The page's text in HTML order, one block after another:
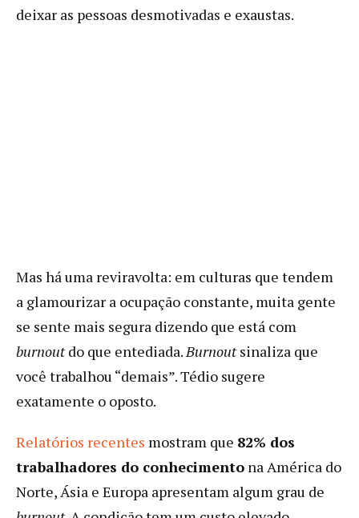
deixar as pessoas desmotivadas e exaustas.
Mas há uma reviravolta: em culturas que tendem
a glamourizar a ocupação constante, muita gente
se sente mais segura dizendo que está com
burnoutdo que entediada.Burnoutsinaliza que
você trabalhou “demais”. Tédio sugere
exatamente o oposto.
Relatórios recentes mostram que 82% dos
trabalhadores do conhecimento na América do
Norte, Ásia e Europa apresentam algum grau de